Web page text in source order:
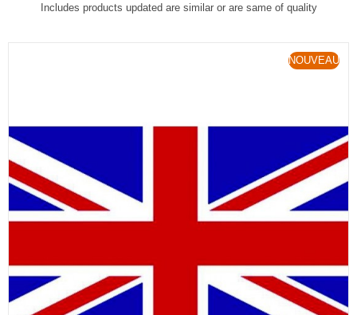
Includes products updated are similar or are same of quality
NOUVEAU